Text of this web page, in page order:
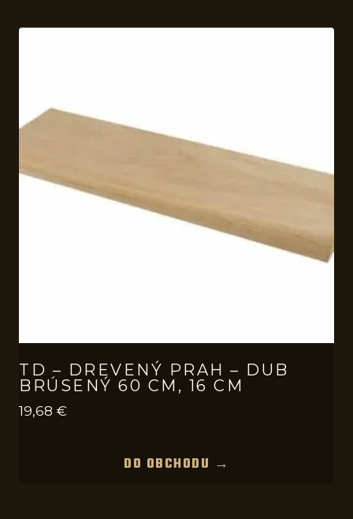
TD – DREVENÝ PRAH – DUB
BRÚSENÝ 60 CM, 16 CM
19,68 €
DO OBCHODU →